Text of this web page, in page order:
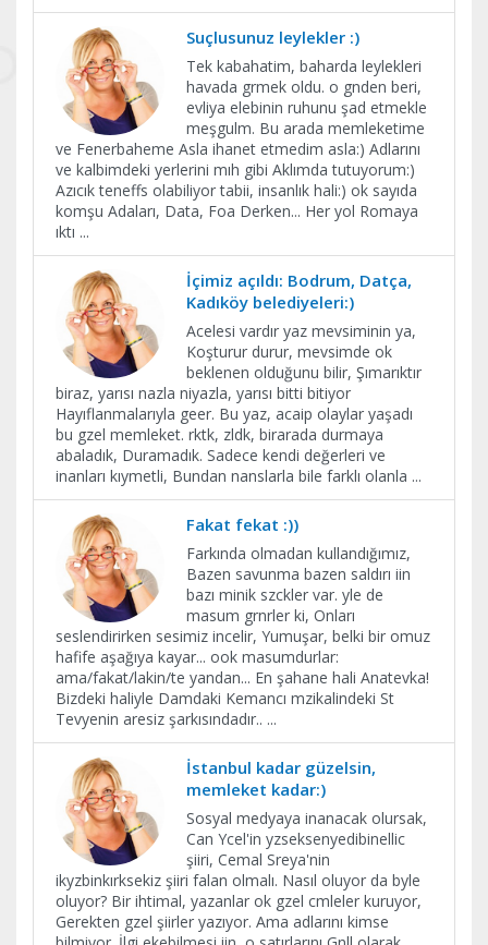
Suçlusunuz leylekler :)
Tek kabahatim, baharda leylekleri
havada grmek oldu. o gnden beri,
evliya elebinin ruhunu şad etmekle
meşgulm. Bu arada memleketime
ve Fenerbaheme Asla ihanet etmedim asla:) Adlarını
ve kalbimdeki yerlerini mıh gibi Aklımda tutuyorum:)
Azıcık teneffs olabiliyor tabii, insanlık hali:) ok sayıda
komşu Adaları, Data, Foa Derken... Her yol Romaya
ıktı ...
İçimiz açıldı: Bodrum, Datça,
Kadıköy belediyeleri:)
Acelesi vardır yaz mevsiminin ya,
Koşturur durur, mevsimde ok
beklenen olduğunu bilir, Şımarıktır
biraz, yarısı nazla niyazla, yarısı bitti bitiyor
Hayıflanmalarıyla geer. Bu yaz, acaip olaylar yaşadı
bu gzel memleket. rktk, zldk, birarada durmaya
abaladık, Duramadık. Sadece kendi değerleri ve
inanları kıymetli, Bundan nanslarla bile farklı olanla ...
Fakat fekat :))
Farkında olmadan kullandığımız,
Bazen savunma bazen saldırı iin
bazı minik szckler var. yle de
masum grnrler ki, Onları
seslendirirken sesimiz incelir, Yumuşar, belki bir omuz
hafife aşağıya kayar... ook masumdurlar:
ama/fakat/lakin/te yandan... En şahane hali Anatevka!
Bizdeki haliyle Damdaki Kemancı mzikalindeki St
Tevyenin aresiz şarkısındadır.. ...
İstanbul kadar güzelsin,
memleket kadar:)
Sosyal medyaya inanacak olursak,
Can Ycel'in yzseksenyedibinellic
şiiri, Cemal Sreya'nin
ikyzbinkırksekiz şiiri falan olmalı. Nasıl oluyor da byle
oluyor? Bir ihtimal, yazanlar ok gzel cmleler kuruyor,
Gerekten gzel şiirler yazıyor. Ama adlarını kimse